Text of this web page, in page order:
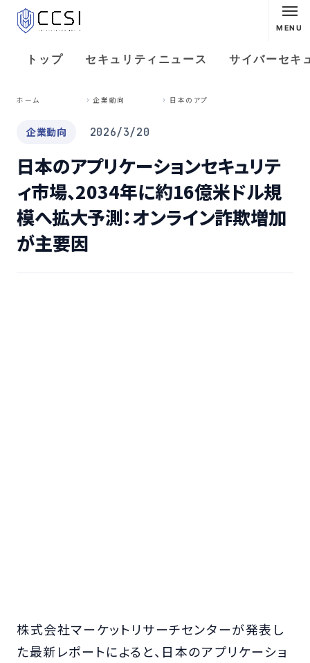
MENU
トップ セキュリティニュース サイバーセキ
ホーム 企業動向
企業動向 2026/3/20
日本のアプリケーションセキュリテ
ィ市場、2034年に約16億米ドル規
模へ拡大予測：オンライン詐欺増加
が主要因
株式会社マーケットリサーチセンターが発表し
た最新レポートによると、日本のアプリケーショ